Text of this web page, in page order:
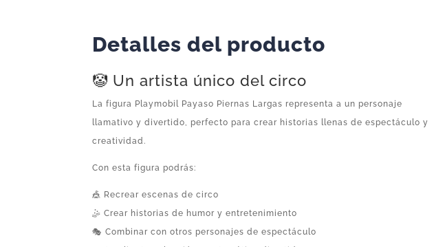
Detalles del producto
🤡 Un artista único del circo
La figura Playmobil Payaso Piernas Largas representa a un personaje
llamativo y divertido, perfecto para crear historias llenas de espectáculo y
creatividad.
Con esta figura podrás:
🎪 Recrear escenas de circo
🤹 Crear historias de humor y entretenimiento
🎭 Combinar con otros personajes de espectáculo